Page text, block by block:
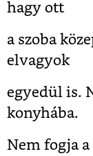
hagy ott
a szoba
elvagyok
egyedül is.
konyhába.
Nem fogja